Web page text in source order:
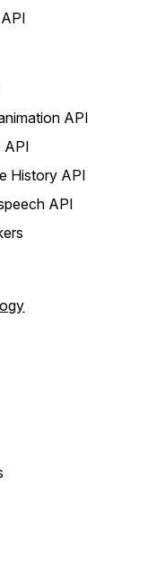
API
API
History API
API